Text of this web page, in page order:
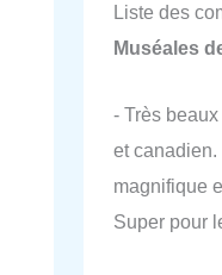
Liste des
Muséales
- Très
et canadien.
magnifique
Super pour